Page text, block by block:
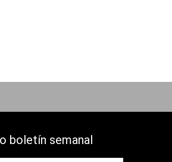
boletín semanal